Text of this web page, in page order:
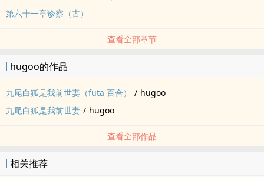
第六十一章诊察（古）
查看全部章节
hugoo的作品
九尾白狐是我前世妻（futa 百合） / hugoo
九尾白狐是我前世妻 / hugoo
查看全部作品
相关推荐